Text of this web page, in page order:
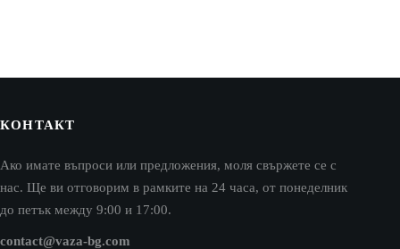
КОНТАКТ
Ако имате въпроси или предложения, моля свържете се с
нас. Ще ви отговорим в рамките на 24 часа, от понеделник
до петък между 9:00 и 17:00.
contact@vaza-bg.com